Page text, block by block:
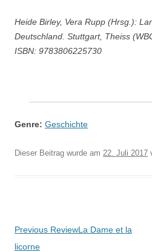
Heide Birley, Vera Rupp (Hrsg.):
Deutschland. Stuttgart, Theiss
ISBN: 9783806225730
Genre: Geschichte
Dieser Beitrag wurde am 22. Juli 2017
Beitragsnavigation
Previous ReviewLa Dame et la
licorne